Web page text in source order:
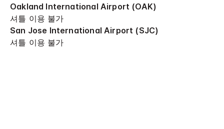
Oakland International Airport (OAK)
셔틀 이용 불가
San Jose International Airport (SJC)
셔틀 이용 불가